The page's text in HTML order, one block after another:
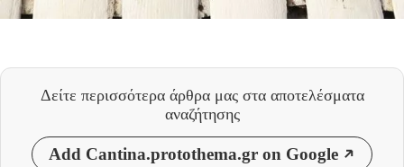
Δείτε περισσότερα άρθρα μας στα αποτελέσματα
αναζήτησης
Add Cantina.protothema.gr on Google